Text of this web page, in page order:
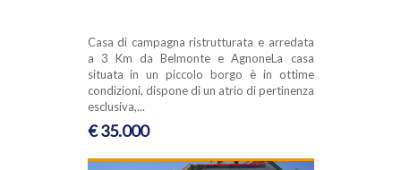
Casa di campagna ristrutturata e arredata
a 3 Km da Belmonte e AgnoneLa casa
situata in un piccolo borgo è in ottime
condizioni, dispone di un atrio di pertinenza
esclusiva,...
€ 35.000